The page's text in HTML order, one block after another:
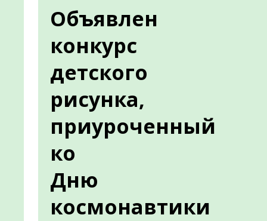
Объявлен
конкурс
детского
рисунка,
приуроченный
ко
Дню
космонавтики